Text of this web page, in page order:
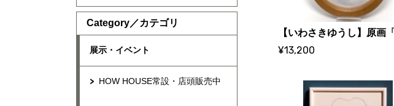
Category／カテゴリ
展示・イベント
HOW HOUSE常設・店頭販売中
¥13,200